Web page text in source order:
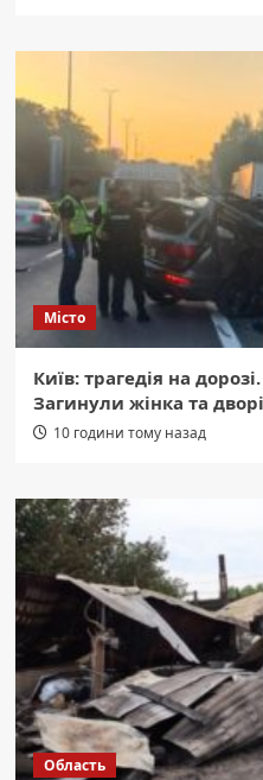
Місто
Київ: трагедія на
Загинули жінка та
10 години тому назад
Область